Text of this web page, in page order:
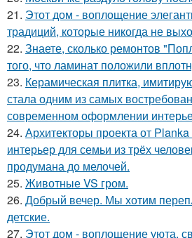
21. Этот дом - воплощение
традиций, которые никогда не
22. Знаете, сколько ремонтов
того, что ламинат положили
23. Керамическая плитка,
стала одним из самых
современном оформлении
24. Архитекторы проекта от
интерьер для семьи из трёх
продумана до мелочей.
25. Животные VS гром.
26. Добрый вечер. Мы хотим
детские.
27. Этот дом - воплощение уюта,